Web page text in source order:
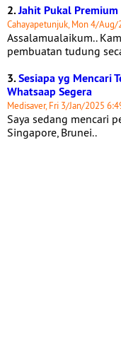
2.Jahit Pukal Premium
Cahayapetunjuk, Mon 4/Aug/
Assalamualaikum..
pembuatan tudung
3.Sesiapa yg Mencari
Whatsaap Segera
Medisaver, Fri 3/Jan/2025
Saya sedang mencari
Singapore, Brunei..